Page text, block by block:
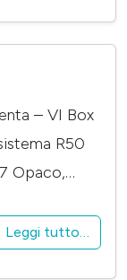
– VI Box
R50
Opaco,…
Leggi tutto…